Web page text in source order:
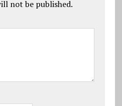
not be published.